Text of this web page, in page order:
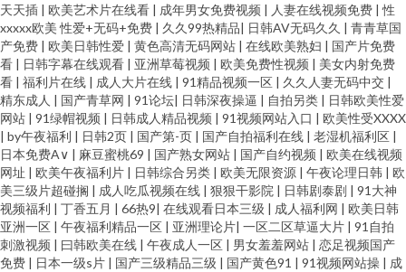
天天插 | 欧美艺术片在线看 | 成年男女免费视频 | 人妻在线视频免费 |性
xxxxx欧美 性爱+无码+免费 | 久久99热精品| 日韩AV无码久久 | 青青草国
产免费 | 欧美日韩性爱 | 黄色高清无码网站 | 在线欧美熟妇 | 国产片免费
看 | 日韩字幕在线观看 | 亚洲草莓视频 | 欧美免费性视频 | 美女内射免费
看 | 福利片在线 | 成人大片在线 | 91精品视频一区 | 久久人妻无码中交 |
精东成人 | 国产青草网 | 91论坛| 日韩深夜操逼 | 自拍另类 | 日韩欧美性爱
网站 | 91绿帽视频 | 日韩成人精品视频 | 91视频网站入口 | 欧美性受XXXX
| by午夜福利 | 日韩2页 | 国产第-页 | 国产自拍福利在线 | 老湿机福利区 |
日本免费A∨ | 麻豆蜜桃69 | 国产熟女网站 | 国产自约视频 | 欧美在线视频
网址 | 欧美午夜福利片 | 日韩综合另类 | 欧美无限资源 | 午夜论理日韩 | 欧
美三级片超碰搁 | 成人吃瓜视频在线 | 狠狠干影院 | 日韩剧泰剧 | 91大神
视频福利 | 丁香五月 | 66热9| 在线观看日本三级 | 成人福利网 | 欧美日韩
亚洲一区 | 午夜福利精品一区 | 亚洲理论片| 一区二区草逼大片 | 91自拍
刺激视频 | 曰韩欧美在线 | 午夜成人一区 | 男女羞羞网站 | 恋足视频国产
免费 | 日本一级s片 | 国产三级精品三级 | 国产黄色91 | 91视频网站操 | 成